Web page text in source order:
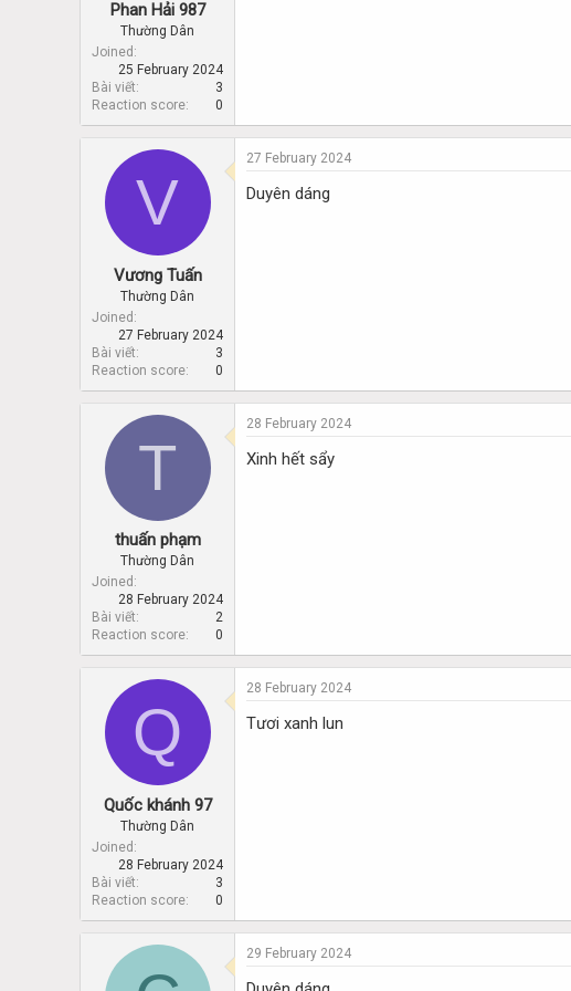
Phan Hải 987
Thường Dân
Joined
25 February 2024
Bài viết
3
Reaction score
0
V
Vương Tuấn
Thường Dân
Joined
27 February 2024
Bài viết
3
Reaction score
0
27 February 2024
Duyên dáng
T
thuấn phạm
Thường Dân
Joined
28 February 2024
Bài viết
2
Reaction score
0
28 February 2024
Xinh hết sẩy
Q
Quốc khánh 97
Thường Dân
Joined
28 February 2024
Bài viết
3
Reaction score
0
28 February 2024
Tươi xanh lun
29 February 2024